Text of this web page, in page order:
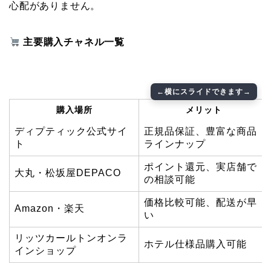
心配がありません。
主要購入チャネル一覧
購入場所 メリット
ディプティック公式サイ
ト
正規品保証、豊富な商品
ラインナップ
大丸・松坂屋DEPACO
ポイント還元、実店舗で
の相談可能
Amazon・楽天
価格比較可能、配送が早
い
リッツカールトンオンラ
インショップ
ホテル仕様品購入可能